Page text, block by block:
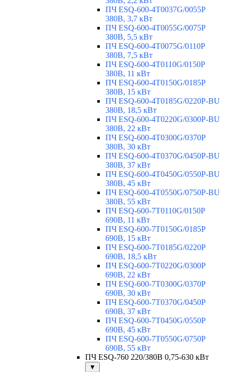
ПЧ ESQ-600-4T0037G/0055P
380В, 3,7 кВт
ПЧ ESQ-600-4T0055G/0075P
380В, 5,5 кВт
ПЧ ESQ-600-4T0075G/0110P
380В, 7,5 кВт
ПЧ ESQ-600-4T0110G/0150P
380В, 11 кВт
ПЧ ESQ-600-4T0150G/0185P
380В, 15 кВт
ПЧ ESQ-600-4T0185G/0220P-BU
380В, 18,5 кВт
ПЧ ESQ-600-4T0220G/0300P-BU
380В, 22 кВт
ПЧ ESQ-600-4T0300G/0370P
380В, 30 кВт
ПЧ ESQ-600-4T0370G/0450P-BU
380В, 37 кВт
ПЧ ESQ-600-4T0450G/0550P-BU
380В, 45 кВт
ПЧ ESQ-600-4T0550G/0750P-BU
380В, 55 кВт
ПЧ ESQ-600-7T0110G/0150P
690В, 11 кВт
ПЧ ESQ-600-7T0150G/0185P
690В, 15 кВт
ПЧ ESQ-600-7T0185G/0220P
690В, 18,5 кВт
ПЧ ESQ-600-7T0220G/0300P
690В, 22 кВт
ПЧ ESQ-600-7T0300G/0370P
690В, 30 кВт
ПЧ ESQ-600-7T0370G/0450P
690В, 37 кВт
ПЧ ESQ-600-7T0450G/0550P
690В, 45 кВт
ПЧ ESQ-600-7T0550G/0750P
690В, 55 кВт
ПЧ ESQ-760 220/380В 0,75-630 кВт
▼